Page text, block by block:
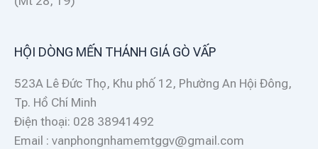
HỘI DÒNG MẾN THÁNH GIÁ GÒ VẤP
523A Lê Đức Thọ, Khu phố 12, Phường An Hội Đông,
Tp. Hồ Chí Minh
Điện thoại: 028 38941492
Email : vanphongnhamemtggv@gmail.com